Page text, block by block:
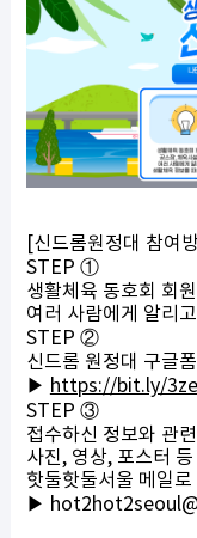
[신드롬원정대 참여
STEP ①
생활체육 동호회 회
여러 사람에게 알리
STEP ②
신드롬 원정대 구글
▶ https://bit.ly/
STEP ③
접수하신 정보와 관
사진, 영상, 포스터
핫둘핫둘서울 메일
▶